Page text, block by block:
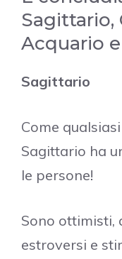
Sagittario,
Acquario
Sagittario
Come
Sagittario ha
le persone!
Sono ottimisti,
estroversi e